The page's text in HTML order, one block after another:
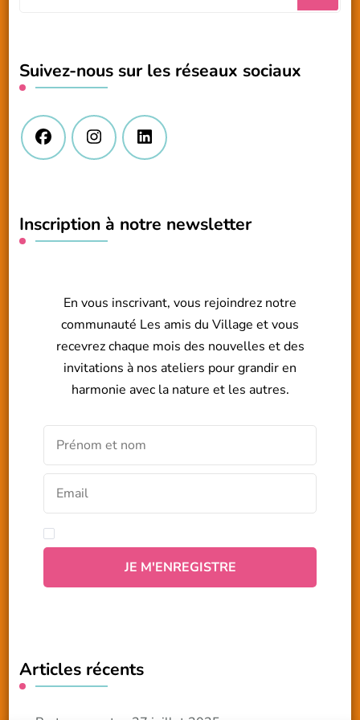
?
Suivez-nous sur les réseaux sociaux
Inscription à notre newsletter
En vous inscrivant, vous rejoindrez notre
communauté Les amis du Village et vous
recevrez chaque mois des nouvelles et des
invitations à nos ateliers pour grandir en
harmonie avec la nature et les autres.
Articles récents